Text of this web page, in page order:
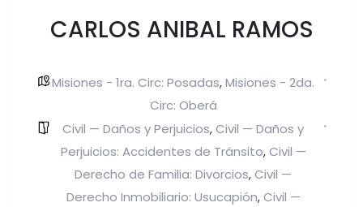
CARLOS ANIBAL RAMOS
Misiones - 1ra. Circ: Posadas, Misiones - 2da.
Circ: Oberá
Civil — Daños y Perjuicios, Civil — Daños y
Perjuicios: Accidentes de Tránsito, Civil —
Derecho de Familia: Divorcios, Civil —
Derecho Inmobiliario: Usucapión, Civil —